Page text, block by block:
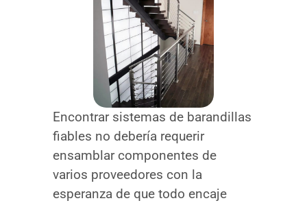
Encontrar sistemas de barandillas
fiables no debería requerir
ensamblar componentes de
varios proveedores con la
esperanza de que todo encaje